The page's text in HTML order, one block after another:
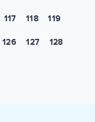
117 118 119
126 127 128